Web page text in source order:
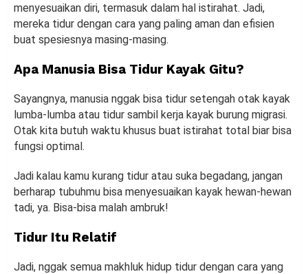
menyesuaikan diri, termasuk dalam hal istirahat. Jadi,
mereka tidur dengan cara yang paling aman dan efisien
buat spesiesnya masing-masing.
Apa Manusia Bisa Tidur Kayak Gitu?
Sayangnya, manusia nggak bisa tidur setengah otak kayak
lumba-lumba atau tidur sambil kerja kayak burung migrasi.
Otak kita butuh waktu khusus buat istirahat total biar bisa
fungsi optimal.
Jadi kalau kamu kurang tidur atau suka begadang, jangan
berharap tubuhmu bisa menyesuaikan kayak hewan-hewan
tadi, ya. Bisa-bisa malah ambruk!
Tidur Itu Relatif
Jadi, nggak semua makhluk hidup tidur dengan cara yang